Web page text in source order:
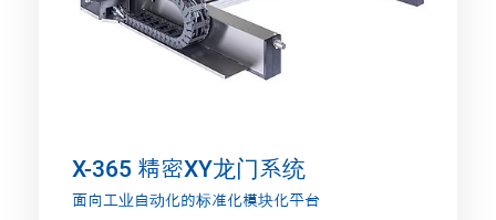
X-365 精密XY龙门系统
面向工业自动化的标准化模块化平台